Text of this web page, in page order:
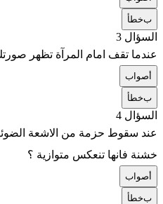
بخطأ
السؤال 3
عندما تقف امام المرآة تظهر
صواب
بخطأ
السؤال 4
عند سقوط حزمة من الاشعة
خشنة فانها تنعكس متوازية ؟
صواب
بخطأ